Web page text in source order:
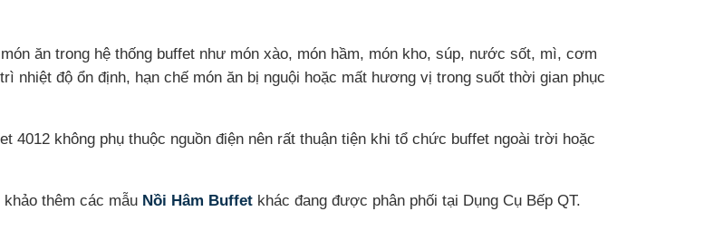
ăn trong hệ thống buffet như món xào, món hầm, món kho, súp, nước sốt, mì, cơm
nhiệt độ ổn định, hạn chế món ăn bị nguội hoặc mất hương vị trong suốt thời gian phục
4012 không phụ thuộc nguồn điện nên rất thuận tiện khi tổ chức buffet ngoài trời hoặc
thêm các mẫu Nồi Hâm Buffet khác đang được phân phối tại Dụng Cụ Bếp QT.